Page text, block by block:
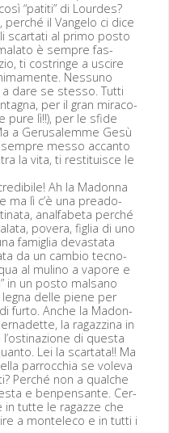
“pati­ti” di Lour­des?
il Van­ge­lo ci dice
scar­tati al pri­mo pos­to
è sem­pre fas­
ti costringe a uscire
Nes­suno
dare se stes­so. Tut­ti
per il gran mira­co­
pure lì!!), per le sfide
a Gerusalemme Gesù
mes­so accan­to
la vita, ti resti­tu­isce le
Ah la Madon­na
ma lì c’è una pread­o­
anal­fa­be­ta per­ché
povera, figlia di uno
famiglia dev­as­ta­ta
da un cam­bio tec­no­
al muli­no a vapore e
in un pos­to mal­sano
delle piene per
fur­to. Anche la Madon­
la ragazz­i­na in
di ques­ta
Lei la scar­ta­ta!! Ma
par­roc­chia se vol­e­va
Per­ché non a qualche
e ben­pen­sante. Cer­
tutte le ragazze che
a mon­t­ele­co e in tut­ti i